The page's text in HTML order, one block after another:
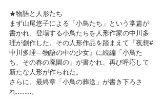
★物語と人形たち
まず山尾悠子による「小鳥たち」という掌篇が
書かれ、登場する小鳥たちを人形作家の中川多
理が創作した。その人形作品を踏まえて『夜想#
中川多理―物語の中の少女』に続編「小鳥た
ち、その春の廃園の」が書かれ、再び呼応して
新たな人形が作られた。
さらに、最終章「小鳥の葬送」が書き下ろさ
れ………。